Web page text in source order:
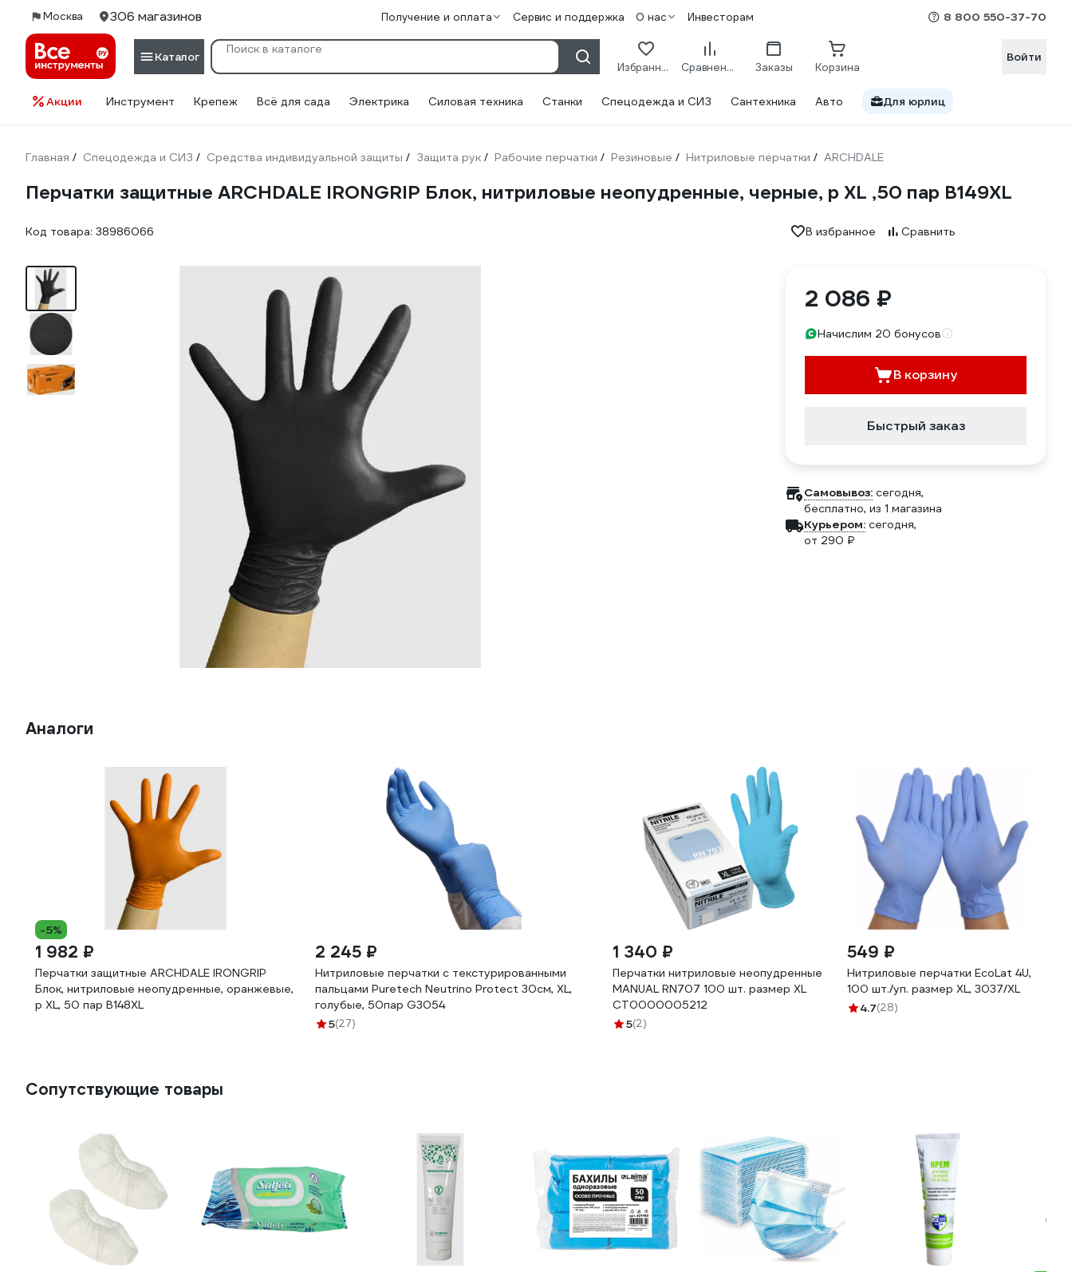
Москва 306 магазинов Получение и оплата Сервис и поддержка О нас Инвесторам 8 800 550-37-70
Каталог
Избранное Сравнение Заказы Корзина
Войти
Акции Инструмент Крепеж Всё для сада Электрика Силовая техника Станки Спецодежда и СИЗ Сантехника Авто Для юрлиц
Главная / Спецодежда и СИЗ / Средства индивидуальной защиты / Защита рук / Рабочие перчатки / Резиновые / Нитриловые перчатки / ARCHDALE
Перчатки защитные ARCHDALE IRONGRIP Блок, нитриловые неопудренные, черные, р XL ,50 пар B149XL
Код товара: 38986066 В избранное Сравнить
2 086 ₽
Начислим 20 бонусов
В корзину
Быстрый заказ
Самовывоз: сегодня,
бесплатно, из 1 магазина
Курьером: сегодня,
от 290 ₽
Аналоги
-5%
1 982 ₽
Перчатки защитные ARCHDALE IRONGRIP
Блок, нитриловые неопудренные, оранжевые,
р XL, 50 пар B148XL
2 245 ₽
Нитриловые перчатки c текстурированными
пальцами Puretech Neutrino Protect 30см, XL,
голубые, 50пар G3054
5(27)
1 340 ₽
Перчатки нитриловые неопудренные
MANUAL RN707 100 шт. размер ХL
CT0000005212
5(2)
549 ₽
Нитриловые перчатки EcoLat 4U,
100 шт./уп. размер XL, 3037/XL
4.7(28)
Сопутствующие товары